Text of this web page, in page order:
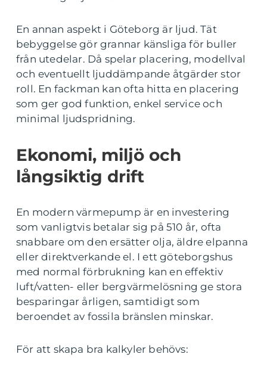
En annan aspekt i Göteborg är ljud. Tät
bebyggelse gör grannar känsliga för buller
från utedelar. Då spelar placering, modellval
och eventuellt ljuddämpande åtgärder stor
roll. En fackman kan ofta hitta en placering
som ger god funktion, enkel service och
minimal ljudspridning.
Ekonomi, miljö och
långsiktig drift
En modern värmepump är en investering
som vanligtvis betalar sig på 510 år, ofta
snabbare om den ersätter olja, äldre elpanna
eller direktverkande el. I ett göteborgshus
med normal förbrukning kan en effektiv
luft/vatten- eller bergvärmelösning ge stora
besparingar årligen, samtidigt som
beroendet av fossila bränslen minskar.
För att skapa bra kalkyler behövs: